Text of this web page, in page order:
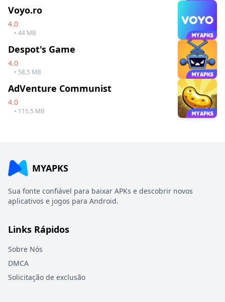
Voyo.ro
4.0
• 44 MB
Despot's Game
4.0
• 58.5 MB
AdVenture Communist
4.0
• 115.5 MB
MYAPKS
Sua fonte confiável para baixar APKs e descobrir novos
aplicativos e jogos para Android.
Links Rápidos
Sobre Nós
DMCA
Solicitação de exclusão